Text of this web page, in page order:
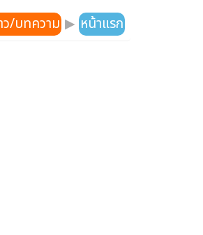
ว/บทความ ▶ หน้าแรก